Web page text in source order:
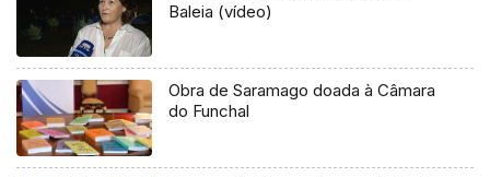
Baleia (vídeo)
Obra de Saramago doada à Câmara
do Funchal